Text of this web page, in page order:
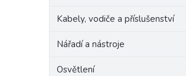
Kabely, vodiče a příslušenství
Nářadí a nástroje
Osvětlení